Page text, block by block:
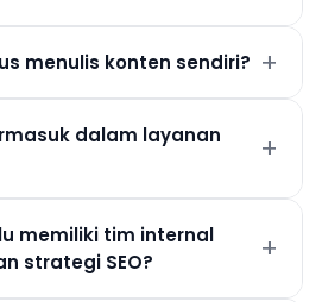
menulis konten sendiri?
dalam layanan
memiliki tim internal
strategi SEO?